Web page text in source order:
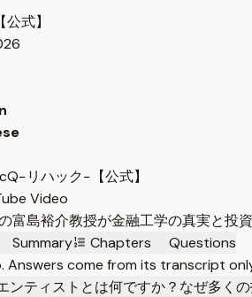
式】
リハック−【公式】
Video
富島裕介教授が金融工学の真実と投
Summary Chapters
Questions
Answers come from its transcript
ンティストとは何ですか？ なぜ多く